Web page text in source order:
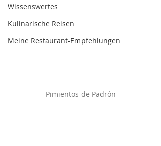
Wissenswertes
Kulinarische Reisen
Meine Restaurant-Empfehlungen
Pimientos de Padrón